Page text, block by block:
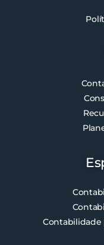
Contabilidade